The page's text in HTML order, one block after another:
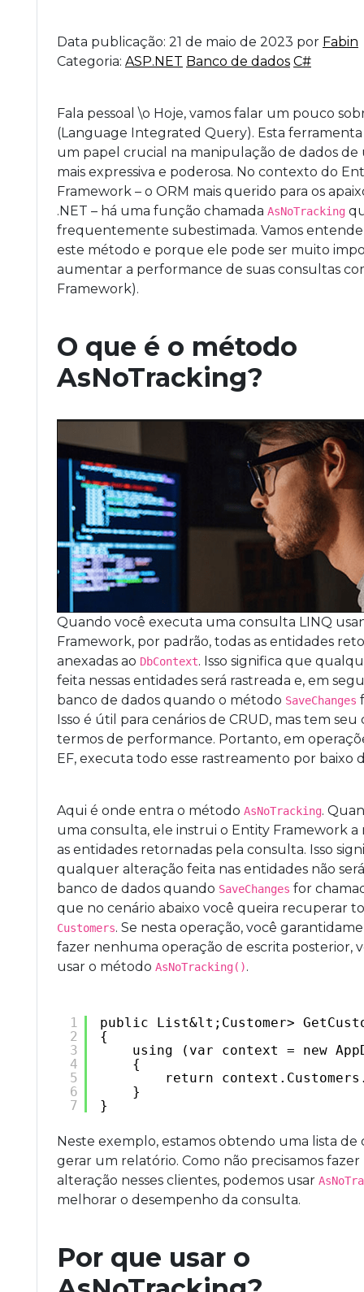
Data publicação: 21 de maio de 2023 por Fabin
Categoria: ASP.NET Banco de dados C#
Fala pessoal \o Hoje, vamos falar um pouco
(Language Integrated Query). Esta
um papel crucial na manipulação de dados de
mais expressiva e poderosa. No contexto do
Framework – o ORM mais querido para os
.NET – há uma função chamada AsNoTracking
frequentemente subestimada. Vamos
este método e porque ele pode ser muito
aumentar a performance de suas consultas
Framework).
O que é o método
AsNoTracking?
Quando você executa uma consulta LINQ
Framework, por padrão, todas as entidades
anexadas ao DbContext. Isso significa que
feita nessas entidades será rastreada e, em
banco de dados quando o método SaveChanges
Isso é útil para cenários de CRUD, mas tem
termos de performance. Portanto, em
EF, executa todo esse rastreamento por baixo
Aqui é onde entra o método AsNoTracking.
uma consulta, ele instrui o Entity Framework a
as entidades retornadas pela consulta. Isso
qualquer alteração feita nas entidades não
banco de dados quando SaveChanges for
que no cenário abaixo você queira recuperar
Customers. Se nesta operação, você
fazer nenhuma operação de escrita posterior,
usar o método AsNoTracking().
1
2
3
4
5
6
7
public List&lt;Customer>
{
using (var context = new
{
return
}
}
Neste exemplo, estamos obtendo uma lista de
gerar um relatório. Como não precisamos
alteração nesses clientes, podemos usar
melhorar o desempenho da consulta.
Por que usar o